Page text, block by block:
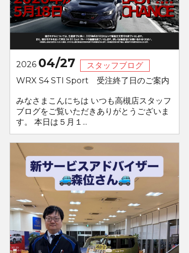
2026 04/27
スタッフブログ
WRX S4 STI Sport 受注終了日のご案内
みなさまこんにちは いつも高槻店スタッフ
ブログをご覧いただきありがとうございま
す。 本日は５月１...